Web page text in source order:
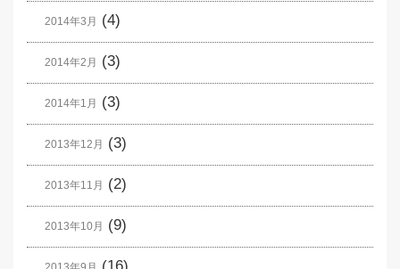
2014年3月 (4)
2014年2月 (3)
2014年1月 (3)
2013年12月 (3)
2013年11月 (2)
2013年10月 (9)